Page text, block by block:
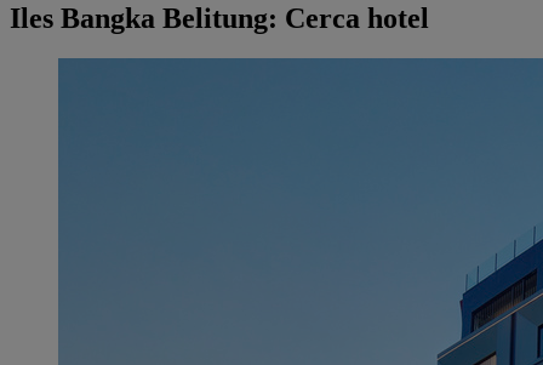
Iles Bangka Belitung: Cerca hotel